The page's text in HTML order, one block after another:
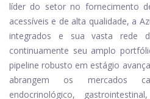
líder do setor no fornecimento
acessíveis e de alta qualidade, a
integrados e sua vasta rede
continuamente seu amplo
pipeline robusto em estágio
abrangem os mercados
endocrinológico,